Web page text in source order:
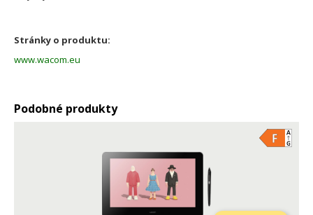
Stránky o produktu:
www.wacom.eu
Podobné produkty